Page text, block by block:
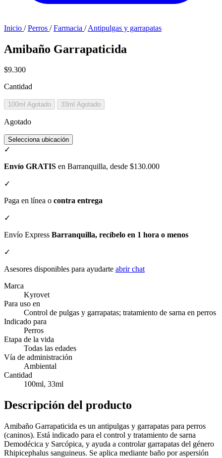
Inicio / Perros / Farmacia / Antipulgas y garrapatas
Amibaño Garrapaticida
$9.300
Cantidad
100ml Agotado 33ml Agotado
Agotado
Selecciona ubicación
✓
Envío GRATIS en Barranquilla, desde $130.000
✓
Paga en línea o contra entrega
✓
Envío Express Barranquilla, recíbelo en 1 hora o menos
✓
Asesores disponibles para ayudarte abrir chat
Marca
Kyrovet
Para uso en
Control de pulgas y garrapatas; tratamiento de sarna en perros
Indicado para
Perros
Etapa de la vida
Todas las edades
Vía de administración
Ambiental
Cantidad
100ml, 33ml
Descripción del producto
Amibaño Garrapaticida es un antipulgas y garrapatas para perros
(caninos). Está indicado para el control y tratamiento de sarna
Demodécica y Sarcópica, y ayuda a controlar garrapatas del género
Rhipicephalus sanguineus. Se aplica mediante baño por aspersión